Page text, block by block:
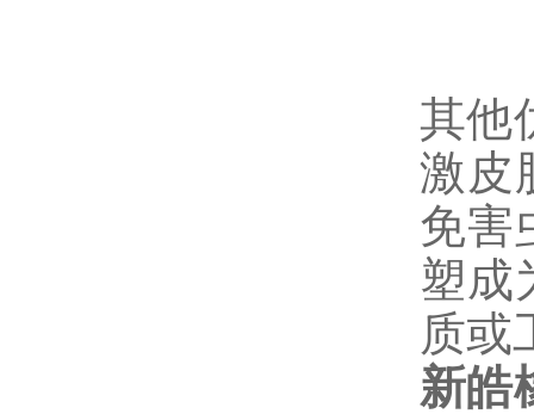
其他
激皮
免害
塑成
质或
新皓